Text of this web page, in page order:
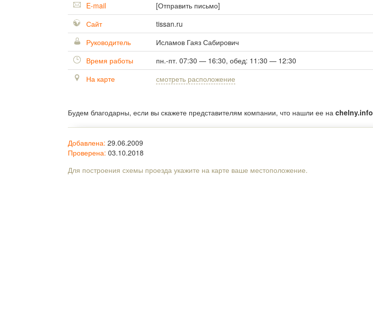
E-mail
[Отправить письмо]
Сайт
tissan.ru
Руководитель
Исламов Гаяз Сабирович
Время работы
пн.-пт. 07:30 — 16:30, обед: 11:30 — 12:30
На карте
смотреть расположение
Будем благодарны, если вы скажете представителям компании, что нашли ее на chelny.info
Добавлена: 29.06.2009
Проверена: 03.10.2018
Для построения схемы проезда укажите на карте ваше местоположение.